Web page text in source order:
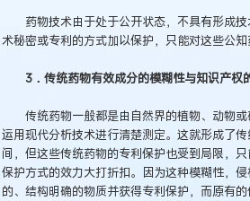
药物技术由于处于公开状态，不具有形成技
术秘密或专利的方式加以保护，只能对这些公
3．传统药物有效成分的模糊性与知识产权
传统药物一般都是由自然界的植物、动物或
运用现代分析技术进行清楚测定。这就形成了
间，但这些传统药物的专利保护也受到局限，
保护方式的效力大打折扣。因为这种模糊性，
的、结构明确的物质并获得专利保护，而原有